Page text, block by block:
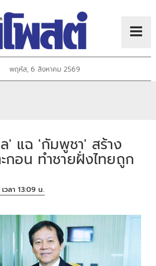
พฤหัส, 6 สิงหาคม 2569
' แฉ 'กัมพูชา' สร้าง
กอน ทำชายฝั่งไทยถูก
วลา 13:09 น.